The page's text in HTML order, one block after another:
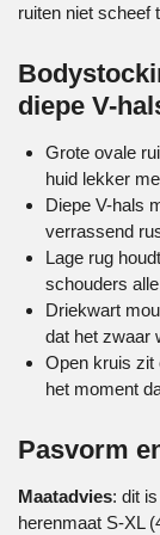
ruiten niet scheef
diepe V-
Grote ovale
huid lekker
Diepe V-hals
verrassend
Lage rug
schouders
Driekwart
dat het zwaar
Open kruis zit
het moment
Pasvorm
Maatadvies: dit
herenmaat S-XL